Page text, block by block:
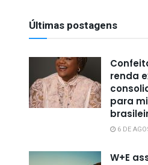
Últimas postagens
renda
para
6 DE
W+E